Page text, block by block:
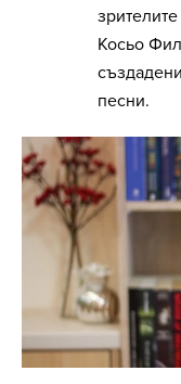
Косьо
песни.